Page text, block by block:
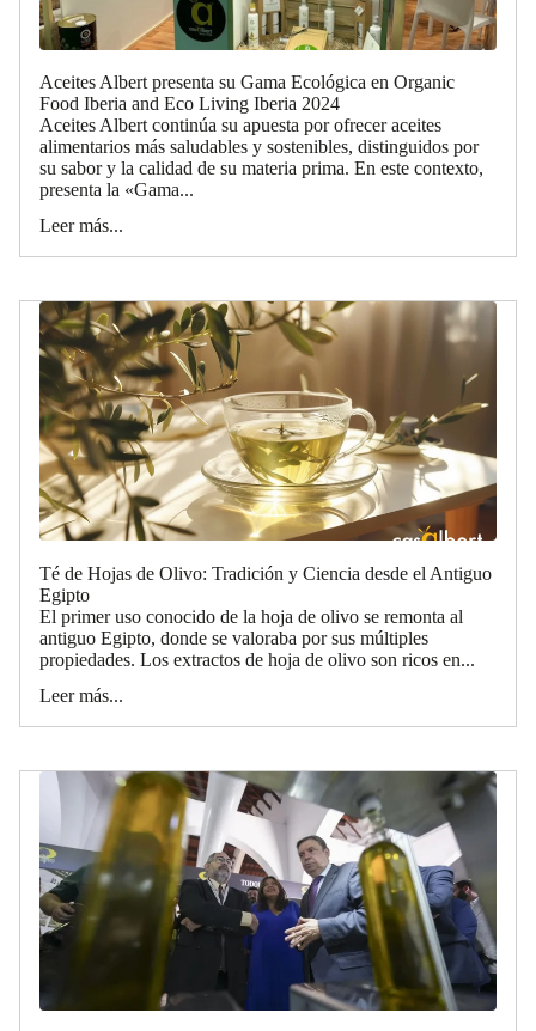
Aceites Albert presenta su Gama Ecológica en Organic
Food Iberia and Eco Living Iberia 2024
Aceites Albert continúa su apuesta por ofrecer aceites
alimentarios más saludables y sostenibles, distinguidos por
su sabor y la calidad de su materia prima. En este contexto,
presenta la «Gama...
Leer más...
Té de Hojas de Olivo: Tradición y Ciencia desde el Antiguo
Egipto
El primer uso conocido de la hoja de olivo se remonta al
antiguo Egipto, donde se valoraba por sus múltiples
propiedades. Los extractos de hoja de olivo son ricos en...
Leer más...